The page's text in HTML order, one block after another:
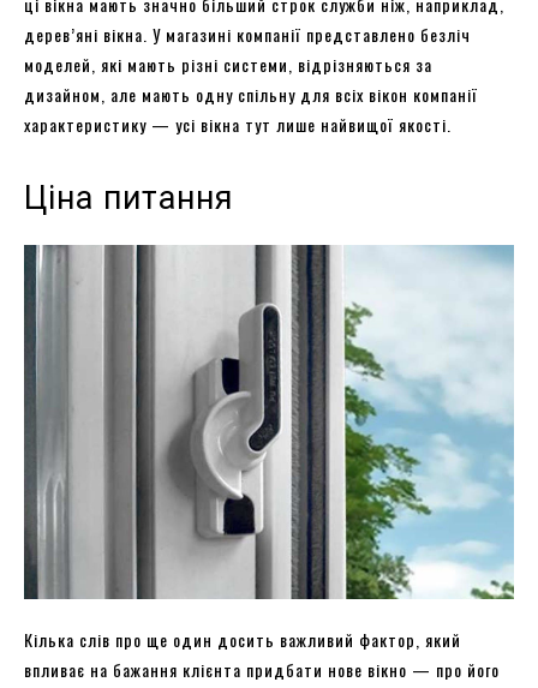
дерев’яні вікна. У магазині компанії представлено безліч
моделей, які мають різні системи, відрізняються за
дизайном, але мають одну спільну для всіх вікон компанії
характеристику — усі вікна тут лише найвищої якості.
Ціна питання
Кілька слів про ще один досить важливий фактор, який
впливає на бажання клієнта придбати нове вікно — про його